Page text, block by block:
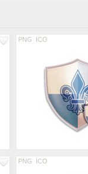
PNG ICO
PNG ICO